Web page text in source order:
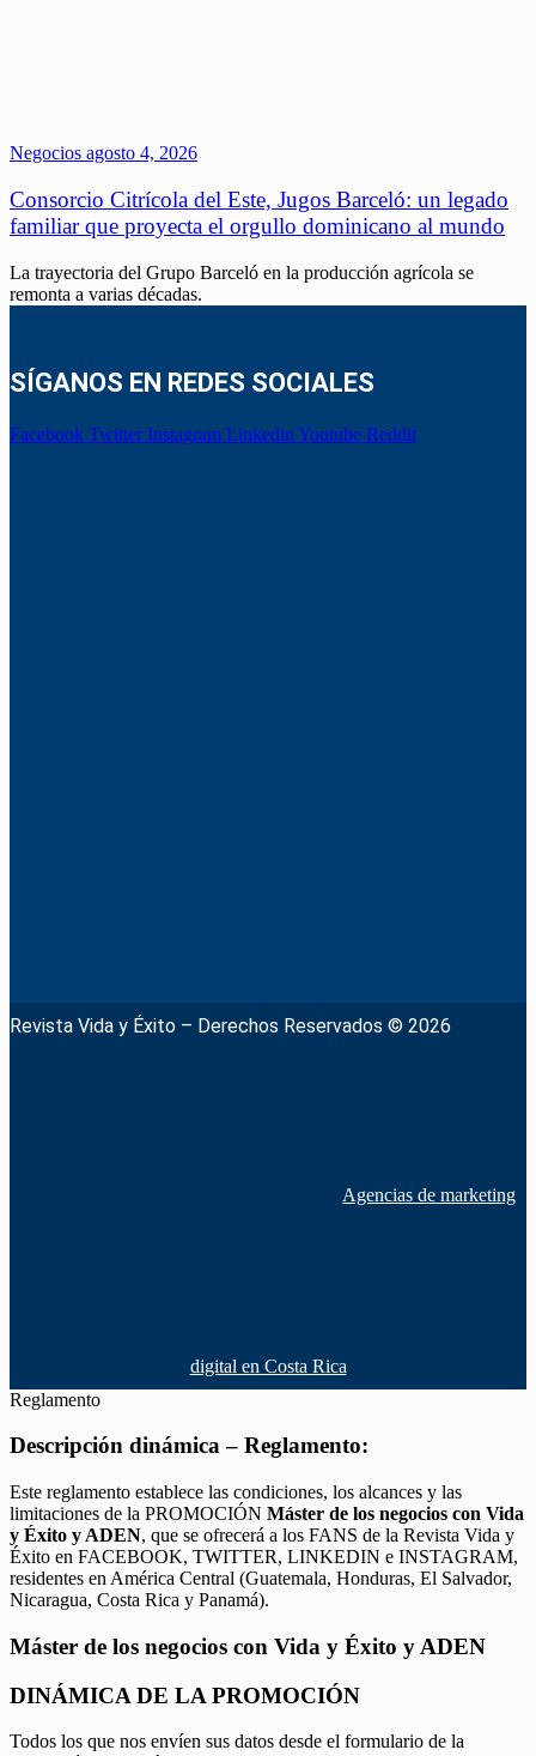
Negocios agosto 4, 2026
Consorcio Citrícola del Este, Jugos Barceló: un legado
familiar que proyecta el orgullo dominicano al mundo
La trayectoria del Grupo Barceló en la producción agrícola se
remonta a varias décadas.
SÍGANOS EN REDES SOCIALES
Facebook Twitter Instagram Linkedin Youtube Reddit
Revista Vida y Éxito – Derechos Reservados © 2026
Agencias de marketing
digital en Costa Rica
Reglamento
Descripción dinámica – Reglamento:
Este reglamento establece las condiciones, los alcances y las
limitaciones de la PROMOCIÓN Máster de los negocios con Vida
y Éxito y ADEN, que se ofrecerá a los FANS de la Revista Vida y
Éxito en FACEBOOK, TWITTER, LINKEDIN e INSTAGRAM,
residentes en América Central (Guatemala, Honduras, El Salvador,
Nicaragua, Costa Rica y Panamá).
Máster de los negocios con Vida y Éxito y ADEN
DINÁMICA DE LA PROMOCIÓN
Todos los que nos envíen sus datos desde el formulario de la